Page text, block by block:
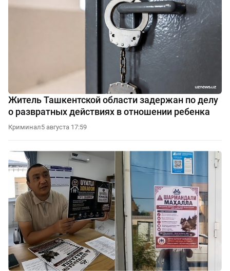
Житель Ташкентской области задержан по делу
о развратных действиях в отношении ребенка
Криминал5 августа 17:59